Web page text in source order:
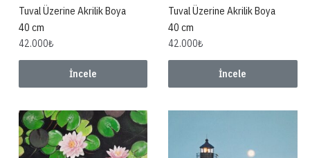
Tuval Üzerine Akrilik Boya
40 cm
42.000₺
İncele
Tuval Üzerine Akrilik Boya
40 cm
42.000₺
İncele